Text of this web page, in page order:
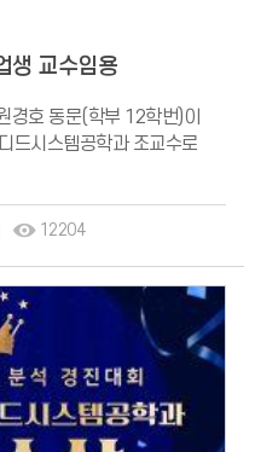
생 교수임용
경호 동문(학부 12학번)이
드시스템공학과 조교수로
12204